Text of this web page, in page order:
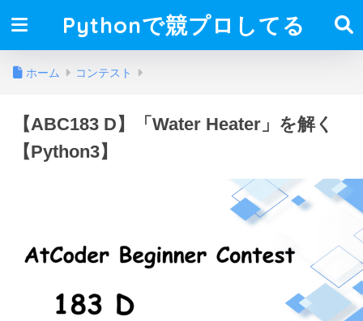
Pythonで競プロしてる
ホーム コンテスト
【ABC183 D】「Water Heater」を解く
【Python3】